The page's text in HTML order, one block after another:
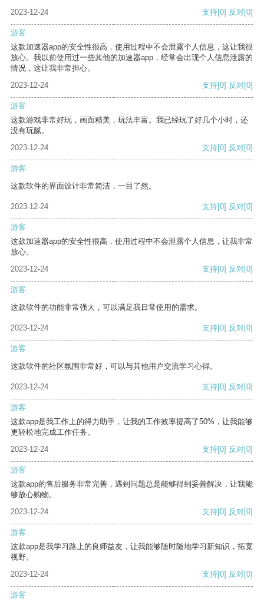
2023-12-24 支持[0] 反对[0]
游客
这款加速器app的安全性很高，使用过程中不会泄露个人信息，这让我很
放心。我以前使用过一些其他的加速器app，经常会出现个人信息泄露的
情况，这让我非常担心。
2023-12-24
支持[0] 反对[0]
游客
这款游戏非常好玩，画面精美，玩法丰富。我已经玩了好几个小时，还
没有玩腻。
2023-12-24
支持[0] 反对[0]
游客
这款软件的界面设计非常简洁，一目了然。
2023-12-24 支持[0] 反对[0]
游客
这款加速器app的安全性很高，使用过程中不会泄露个人信息，让我非常
放心。
2023-12-24
支持[0] 反对[0]
游客
这款软件的功能非常强大，可以满足我日常使用的需求。
2023-12-24 支持[0] 反对[0]
游客
这款软件的社区氛围非常好，可以与其他用户交流学习心得。
2023-12-24 支持[0] 反对[0]
游客
这款app是我工作上的得力助手，让我的工作效率提高了50%，让我能够
更轻松地完成工作任务。
2023-12-24
支持[0] 反对[0]
游客
这款app的售后服务非常完善，遇到问题总是能够得到妥善解决，让我能
够放心购物。
2023-12-24
支持[0] 反对[0]
游客
这款app是我学习路上的良师益友，让我能够随时随地学习新知识，拓宽
视野。
2023-12-24
支持[0] 反对[0]
游客